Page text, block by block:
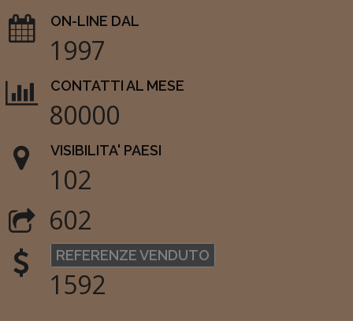
ON-LINE DAL
1997
CONTATTI AL MESE
80000
VISIBILITA' PAESI
102
602
REFERENZE VENDUTO
1592